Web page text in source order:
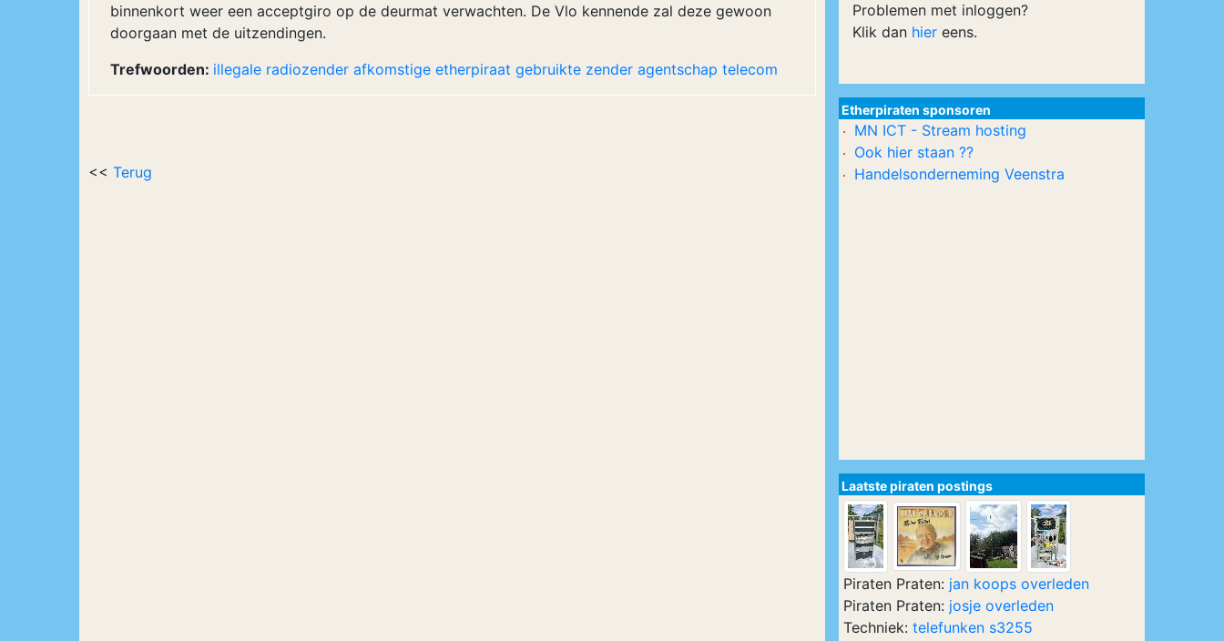
binnenkort weer een acceptgiro op de deurmat verwachten. De Vlo kennende zal deze gewoon
doorgaan met de uitzendingen.
Trefwoorden: illegale radiozender afkomstige etherpiraat gebruikte zender agentschap telecom
<< Terug
Problemen met inloggen?
Klik dan hier eens.
Etherpiraten sponsoren
MN ICT - Stream hosting
Ook hier staan ??
Handelsonderneming Veenstra
Laatste piraten postings
Piraten Praten: jan koops overleden
Piraten Praten: josje overleden
Techniek: telefunken s3255